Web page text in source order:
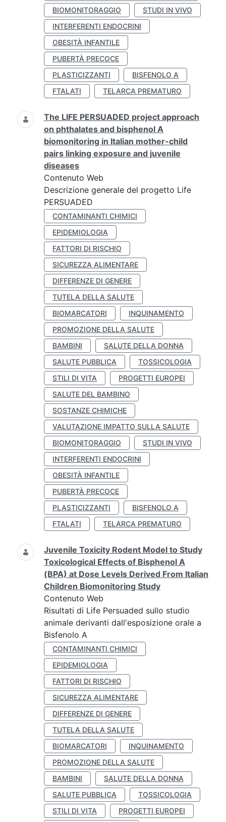
BIOMONITORAGGIO
STUDI IN VIVO
INTERFERENTI ENDOCRINI
OBESITÀ INFANTILE
PUBERTÀ PRECOCE
PLASTICIZZANTI
BISFENOLO A
FTALATI
TELARCA PREMATURO
The LIFE PERSUADED project approach
on phthalates and bisphenol A
biomonitoring in Italian mother-child
pairs linking exposure and juvenile
diseases
Contenuto Web
Descrizione generale del progetto Life
PERSUADED
CONTAMINANTI CHIMICI
EPIDEMIOLOGIA
FATTORI DI RISCHIO
SICUREZZA ALIMENTARE
DIFFERENZE DI GENERE
TUTELA DELLA SALUTE
BIOMARCATORI
INQUINAMENTO
PROMOZIONE DELLA SALUTE
BAMBINI
SALUTE DELLA DONNA
SALUTE PUBBLICA
TOSSICOLOGIA
STILI DI VITA
PROGETTI EUROPEI
SALUTE DEL BAMBINO
SOSTANZE CHIMICHE
VALUTAZIONE IMPATTO SULLA SALUTE
BIOMONITORAGGIO
STUDI IN VIVO
INTERFERENTI ENDOCRINI
OBESITÀ INFANTILE
PUBERTÀ PRECOCE
PLASTICIZZANTI
BISFENOLO A
FTALATI
TELARCA PREMATURO
Juvenile Toxicity Rodent Model to Study
Toxicological Effects of Bisphenol A
(BPA) at Dose Levels Derived From Italian
Children Biomonitoring Study
Contenuto Web
Risultati di Life Persuaded sullo studio
animale derivanti dall'esposizione orale a
Bisfenolo A
CONTAMINANTI CHIMICI
EPIDEMIOLOGIA
FATTORI DI RISCHIO
SICUREZZA ALIMENTARE
DIFFERENZE DI GENERE
TUTELA DELLA SALUTE
BIOMARCATORI
INQUINAMENTO
PROMOZIONE DELLA SALUTE
BAMBINI
SALUTE DELLA DONNA
SALUTE PUBBLICA
TOSSICOLOGIA
STILI DI VITA
PROGETTI EUROPEI